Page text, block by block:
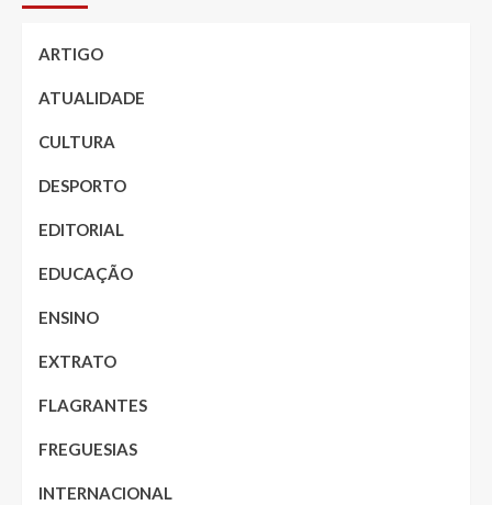
ARTIGO
ATUALIDADE
CULTURA
DESPORTO
EDITORIAL
EDUCAÇÃO
ENSINO
EXTRATO
FLAGRANTES
FREGUESIAS
INTERNACIONAL